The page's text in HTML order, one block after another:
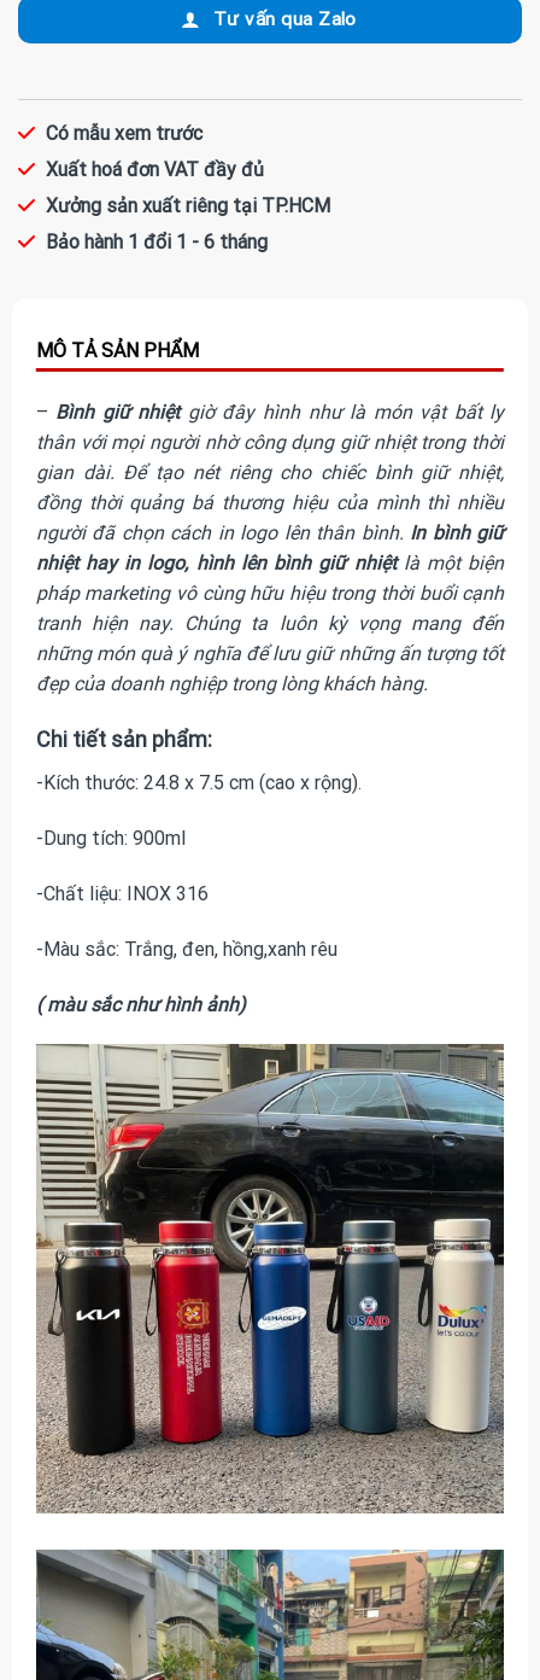
Tư vấn qua Zalo
Có mẫu xem trước
Xuất hoá đơn VAT đầy đủ
Xưởng sản xuất riêng tại TP.HCM
Bảo hành 1 đổi 1 - 6 tháng
– Bình giữ nhiệt giờ đây hình như là món vật bất ly
thân với mọi người nhờ công dụng giữ nhiệt trong thời
gian dài. Để tạo nét riêng cho chiếc bình giữ nhiệt,
đồng thời quảng bá thương hiệu của mình thì nhiều
người đã chọn cách in logo lên thân bình. In bình giữ
nhiệt hay in logo, hình lên bình giữ nhiệtlà một biện
pháp marketing vô cùng hữu hiệu trong thời buổi cạnh
tranh hiện nay. Chúng ta luôn kỳ vọng mang đến
những món quà ý nghĩa để lưu giữ những ấn tượng tốt
đẹp của doanh nghiệp trong lòng khách hàng.
Chi tiết sản phẩm:
-Kích thước: 24.8 x 7.5 cm (cao x rộng).
-Dung tích: 900ml
-Chất liệu: INOX 316
-Màu sắc: Trắng, đen, hồng,xanh rêu
( màu sắc như hình ảnh)